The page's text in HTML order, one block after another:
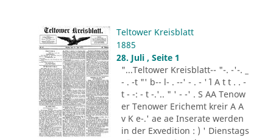
Teltower Kreisblatt
1885
28. Juli , Seite 1
"...Teltower Kreisblatt-- "-. -'-. _
- . -t "' b-- l- . --' - . - '´ l A t t . . -
t - -: - t -.'.. " ' - -' . S AA Tenow
er Tenower Erichemt kreir A A
v K e-.' ae ae Inserate werden
in der Exvedition : ) ' Dienstags